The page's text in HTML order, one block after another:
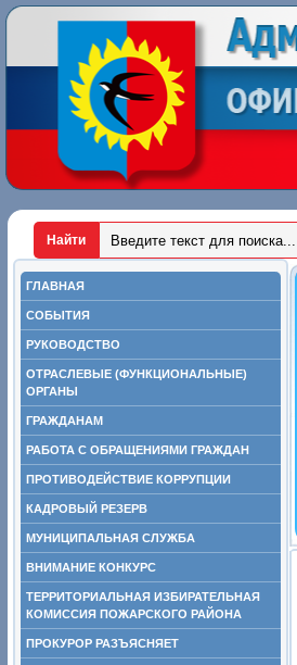
ГЛАВНАЯ
СОБЫТИЯ
РУКОВОДСТВО
ОТРАСЛЕВЫЕ (ФУНКЦИОНАЛЬНЫЕ)
ОРГАНЫ
ГРАЖДАНАМ
РАБОТА С ОБРАЩЕНИЯМИ ГРАЖДАН
ПРОТИВОДЕЙСТВИЕ КОРРУПЦИИ
КАДРОВЫЙ РЕЗЕРВ
МУНИЦИПАЛЬНАЯ СЛУЖБА
ВНИМАНИЕ КОНКУРС
ТЕРРИТОРИАЛЬНАЯ ИЗБИРАТЕЛЬНАЯ
КОМИССИЯ ПОЖАРСКОГО РАЙОНА
ПРОКУРОР РАЗЪЯСНЯЕТ